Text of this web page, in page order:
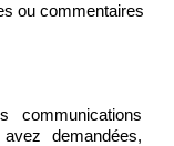
ou commentaires
communications
demandées,